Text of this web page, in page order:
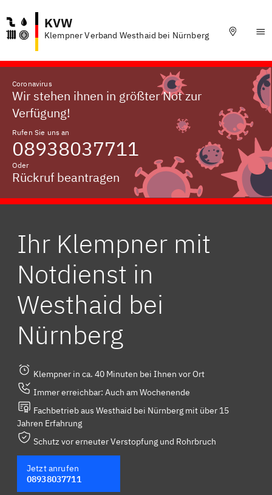
KVW
Klempner Verband Westhaid bei Nürnberg
Coronavirus
Wir stehen ihnen in größter Not zur
Verfügung!
Rufen Sie uns an
08938037711
Oder
Rückruf beantragen
Ihr Klempner mit
Notdienst in
Westhaid bei
Nürnberg
Klempner in ca. 40 Minuten bei Ihnen vor Ort
Immer erreichbar: Auch am Wochenende
Fachbetrieb aus Westhaid bei Nürnberg mit über 15
Jahren Erfahrung
Schutz vor erneuter Verstopfung und Rohrbruch
Jetzt anrufen
08938037711